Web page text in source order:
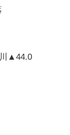
▲44.0